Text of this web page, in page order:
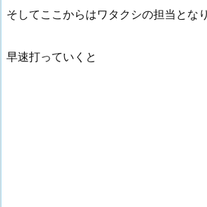
そしてここからはワタクシの担当となり
早速打っていくと